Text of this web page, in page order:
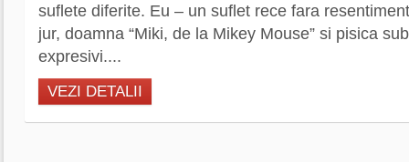
suflete diferite. Eu – un suflet rece fara
jur, doamna “Miki, de la Mikey Mouse” si pisica
expresivi....
VEZI DETALII